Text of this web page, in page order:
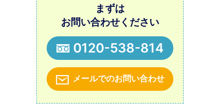
まずは
お問い合わせください
0120-538-814
メールでのお問い合わせ